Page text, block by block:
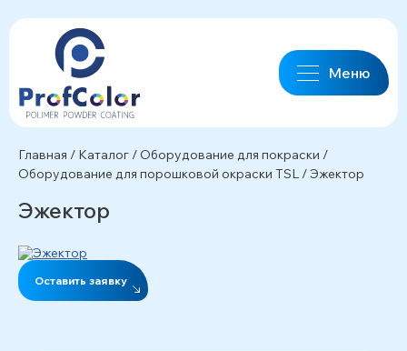
Меню
Главная / Каталог / Оборудование для покраски /
Оборудование для порошковой окраски TSL /Эжектор
Эжектор
Оставить заявку